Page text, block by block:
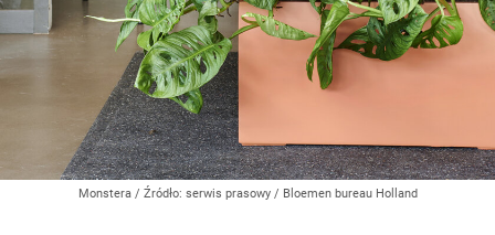
Monstera / Źródło: serwis prasowy / Bloemen bureau Holland